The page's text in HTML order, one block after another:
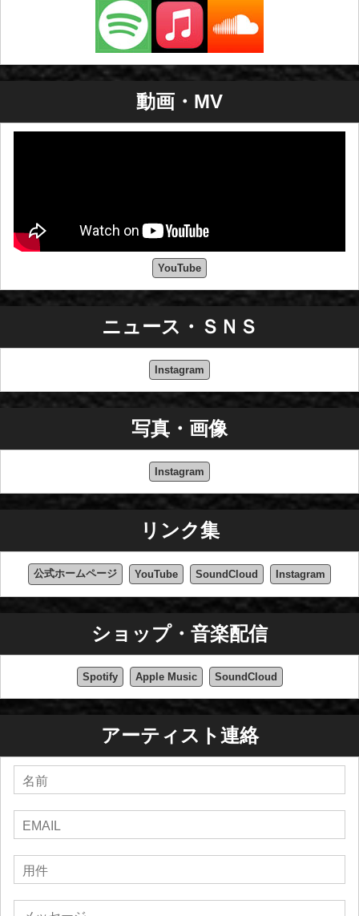
動画・MV
YouTube
ニュース・ＳＮＳ
Instagram
写真・画像
Instagram
リンク集
公式ホームページ YouTube SoundCloud Instagram
ショップ・音楽配信
Spotify Apple Music SoundCloud
アーティスト連絡